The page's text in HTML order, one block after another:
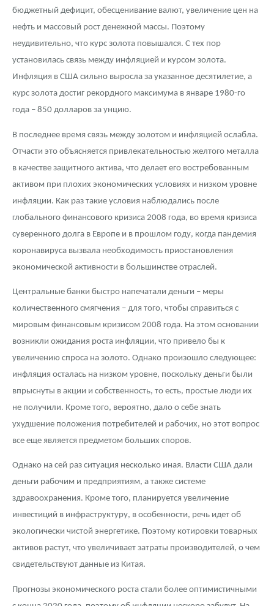
бюджетный дефицит, обесценивание валют, увеличение цен на
нефть и массовый рост денежной массы. Поэтому
неудивительно, что курс золота повышался. С тех пор
установилась связь между инфляцией и курсом золота.
Инфляция в США сильно выросла за указанное десятилетие, а
курс золота достиг рекордного максимума в январе 1980-го
года – 850 долларов за унцию.
В последнее время связь между золотом и инфляцией ослабла.
Отчасти это объясняется привлекательностью желтого металла
в качестве защитного актива, что делает его востребованным
активом при плохих экономических условиях и низком уровне
инфляции. Как раз такие условия наблюдались после
глобального финансового кризиса 2008 года, во время кризиса
суверенного долга в Европе и в прошлом году, когда пандемия
коронавируса вызвала необходимость приостановления
экономической активности в большинстве отраслей.
Центральные банки быстро напечатали деньги – меры
количественного смягчения – для того, чтобы справиться с
мировым финансовым кризисом 2008 года. На этом основании
возникли ожидания роста инфляции, что привело бы к
увеличению спроса на золото. Однако произошло следующее:
инфляция осталась на низком уровне, поскольку деньги были
впрыснуты в акции и собственность, то есть, простые люди их
не получили. Кроме того, вероятно, дало о себе знать
ухудшение положения потребителей и рабочих, но этот вопрос
все еще является предметом больших споров.
Однако на сей раз ситуация несколько иная. Власти США дали
деньги рабочим и предприятиям, а также системе
здравоохранения. Кроме того, планируется увеличение
инвестиций в инфраструктуру, в особенности, речь идет об
экологически чистой энергетике. Поэтому котировки товарных
активов растут, что увеличивает затраты производителей, о чем
свидетельствуют данные из Китая.
Прогнозы экономического роста стали более оптимистичными